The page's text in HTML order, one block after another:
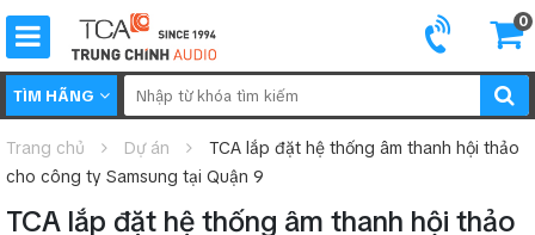
0
TÌM HÃNG
Trang chủ Dự án
TCA lắp đặt hệ thống âm thanh hội thảo
cho công ty Samsung tại Quận 9
TCA lắp đặt hệ thống âm thanh hội thảo